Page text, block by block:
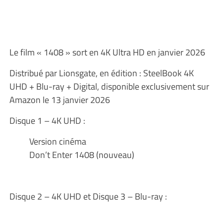
Le film « 1408 » sort en 4K Ultra HD en janvier 2026
Distribué par Lionsgate, en édition : SteelBook 4K
UHD + Blu-ray + Digital, disponible exclusivement sur
Amazon le 13 janvier 2026
Disque 1 – 4K UHD :
Version cinéma
Don’t Enter 1408 (nouveau)
Disque 2 – 4K UHD et Disque 3 – Blu-ray :